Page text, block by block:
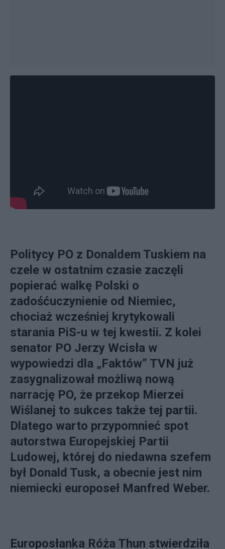
Politycy PO z Donaldem Tuskiem na
czele w ostatnim czasie zaczęli
popierać walkę Polski o
zadośćuczynienie od Niemiec,
chociaż wcześniej krytykowali
starania PiS-u w tej kwestii. Z kolei
senator PO Jerzy Wcisła w
wypowiedzi dla „Faktów” TVN już
zasygnalizował możliwą nową
narrację PO, że przekop Mierzei
Wiślanej to sukces także tej partii.
Dlatego warto przypomnieć spot
autorstwa Europejskiej Partii
Ludowej, której do niedawna szefem
był Donald Tusk, a obecnie jest nim
niemiecki europoseł Manfred Weber.
Europosłanka Róża Thun stwierdziła